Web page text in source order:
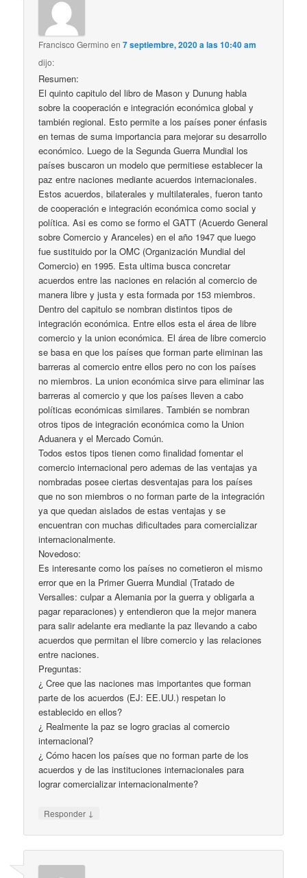
Francisco Germino en7 septiembre, 2020 a las 10:40 am
dijo:
Resumen:
El quinto capitulo del libro de Mason y Dunung habla
sobre la cooperación e integración económica global y
también regional. Esto permite a los países poner énfasis
en temas de suma importancia para mejorar su desarrollo
económico. Luego de la Segunda Guerra Mundial los
países buscaron un modelo que permitiese establecer la
paz entre naciones mediante acuerdos internacionales.
Estos acuerdos, bilaterales y multilaterales, fueron tanto
de cooperación e integración económica como social y
política. Asi es como se formo el GATT (Acuerdo General
sobre Comercio y Aranceles) en el año 1947 que luego
fue sustituido por la OMC (Organización Mundial del
Comercio) en 1995. Esta ultima busca concretar
acuerdos entre las naciones en relación al comercio de
manera libre y justa y esta formada por 153 miembros.
Dentro del capitulo se nombran distintos tipos de
integración económica. Entre ellos esta el área de libre
comercio y la union económica. El área de libre comercio
se basa en que los países que forman parte eliminan las
barreras al comercio entre ellos pero no con los países
no miembros. La union económica sirve para eliminar las
barreras al comercio y que los países lleven a cabo
políticas económicas similares. También se nombran
otros tipos de integración económica como la Union
Aduanera y el Mercado Común.
Todos estos tipos tienen como finalidad fomentar el
comercio internacional pero ademas de las ventajas ya
nombradas posee ciertas desventajas para los países
que no son miembros o no forman parte de la integración
ya que quedan aislados de estas ventajas y se
encuentran con muchas dificultades para comercializar
internacionalmente.
Novedoso:
Es interesante como los países no cometieron el mismo
error que en la Primer Guerra Mundial (Tratado de
Versalles: culpar a Alemania por la guerra y obligarla a
pagar reparaciones) y entendieron que la mejor manera
para salir adelante era mediante la paz llevando a cabo
acuerdos que permitan el libre comercio y las relaciones
entre naciones.
Preguntas:
¿ Cree que las naciones mas importantes que forman
parte de los acuerdos (EJ: EE.UU.) respetan lo
establecido en ellos?
¿ Realmente la paz se logro gracias al comercio
internacional?
¿ Cómo hacen los países que no forman parte de los
acuerdos y de las instituciones internacionales para
lograr comercializar internacionalmente?
Responder ↓